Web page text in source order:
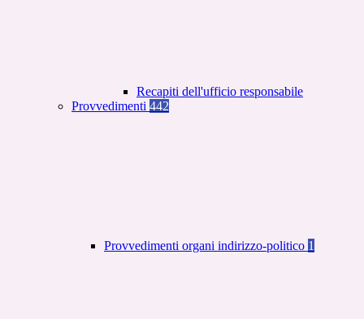
Recapiti dell'ufficio responsabile
Provvedimenti 442
Provvedimenti organi indirizzo-politico 1